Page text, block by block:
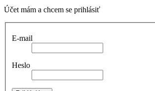
Účet mám a chcem se prihlásiť
E-mail
Heslo